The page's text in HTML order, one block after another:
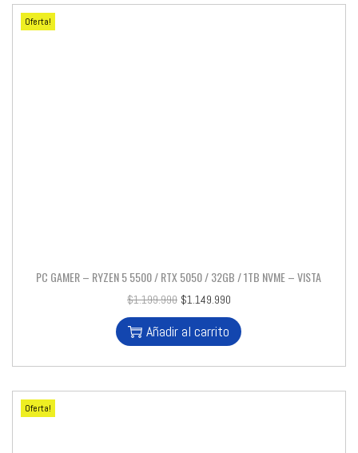
Oferta!
PC GAMER – RYZEN 5 5500 / RTX 5050 / 32GB / 1TB NVME – VISTA
$1.199.990 $1.149.990
Añadir al carrito
Oferta!